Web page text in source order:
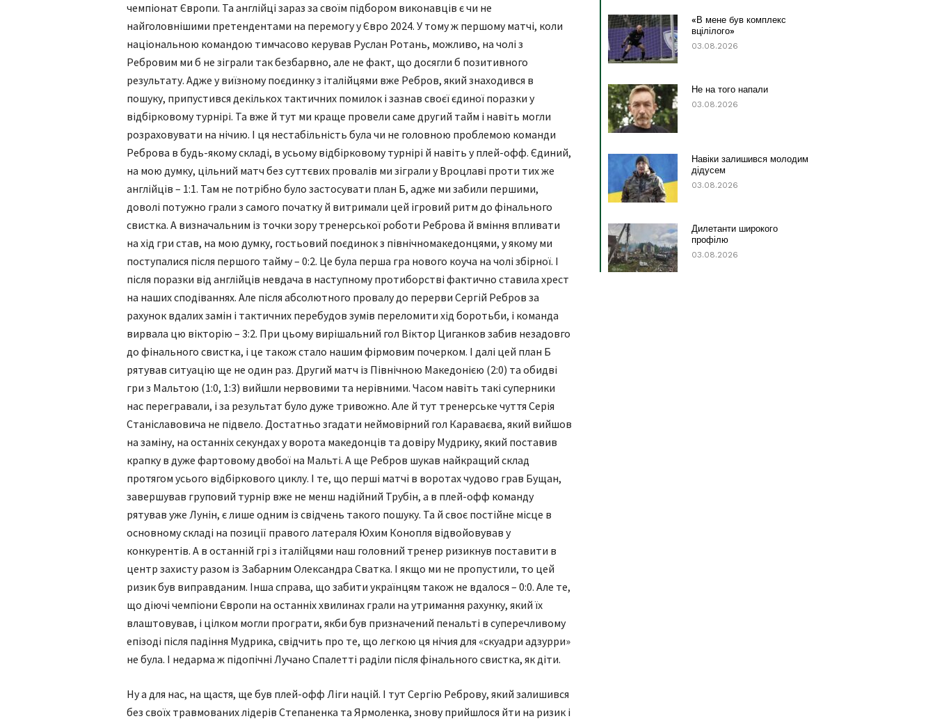
чемпіонат Європи. Та англійці зараз за своїм підбором виконавців є чи не
найголовнішими претендентами на перемогу у Євро 2024. У тому ж першому матчі, коли
національною командою тимчасово керував Руслан Ротань, можливо, на чолі з
Ребровим ми б не зіграли так безбарвно, але не факт, що досягли б позитивного
результату. Адже у виїзному поєдинку з італійцями вже Ребров, який знаходився в
пошуку, припустився декількох тактичних помилок і зазнав своєї єдиної поразки у
відбірковому турнірі. Та вже й тут ми краще провели саме другий тайм і навіть могли
розраховувати на нічию. І ця нестабільність була чи не головною проблемою команди
Реброва в будь-якому складі, в усьому відбірковому турнірі й навіть у плей-офф. Єдиний,
на мою думку, цільний матч без суттєвих провалів ми зіграли у Вроцлаві проти тих же
англійців – 1:1. Там не потрібно було застосувати план Б, адже ми забили першими,
доволі потужно грали з самого початку й витримали цей ігровий ритм до фінального
свистка. А визначальним із точки зору тренерської роботи Реброва й вміння впливати
на хід гри став, на мою думку, гостьовий поєдинок з північномакедонцями, у якому ми
поступалися після першого тайму – 0:2. Це була перша гра нового коуча на чолі збірної. І
після поразки від англійців невдача в наступному протиборстві фактично ставила хрест
на наших сподіваннях. Але після абсолютного провалу до перерви Сергій Ребров за
рахунок вдалих замін і тактичних перебудов зумів переломити хід боротьби, і команда
вирвала цю вікторію – 3:2. При цьому вирішальний гол Віктор Циганков забив незадовго
до фінального свистка, і це також стало нашим фірмовим почерком. І далі цей план Б
рятував ситуацію ще не один раз. Другий матч із Північною Македонією (2:0) та обидві
гри з Мальтою (1:0, 1:3) вийшли нервовими та нерівними. Часом навіть такі суперники
нас перегравали, і за результат було дуже тривожно. Але й тут тренерське чуття Серія
Станіславовича не підвело. Достатньо згадати неймовірний гол Караваєва, який вийшов
на заміну, на останніх секундах у ворота македонців та довіру Мудрику, який поставив
крапку в дуже фартовому двобої на Мальті. А ще Ребров шукав найкращий склад
протягом усього відбіркового циклу. І те, що перші матчі в воротах чудово грав Бущан,
завершував груповий турнір вже не менш надійний Трубін, а в плей-офф команду
рятував уже Лунін, є лише одним із свідчень такого пошуку. Та й своє постійне місце в
основному складі на позиції правого латераля Юхим Конопля відвойовував у
конкурентів. А в останній грі з італійцями наш головний тренер ризикнув поставити в
центр захисту разом із Забарним Олександра Сватка. І якщо ми не пропустили, то цей
ризик був виправданим. Інша справа, що забити українцям також не вдалося – 0:0. Але те,
що діючі чемпіони Європи на останніх хвилинах грали на утримання рахунку, який їх
влаштовував, і цілком могли програти, якби був призначений пенальті в суперечливому
епізоді після падіння Мудрика, свідчить про те, що легкою ця нічия для «скуадри адзурри»
не була. І недарма ж підопічні Лучано Спалетті раділи після фінального свистка, як діти.
Ну а для нас, на щастя, ще був плей-офф Ліги націй. І тут Сергію Реброву, який залишився
без своїх травмованих лідерів Степаненка та Ярмоленка, знову прийшлося йти на ризик і
«В мене був комплекс
вцілілого»
03.08.2026
Не на того напали
03.08.2026
Навіки залишився молодим
дідусем
03.08.2026
Дилетанти широкого
профілю
03.08.2026